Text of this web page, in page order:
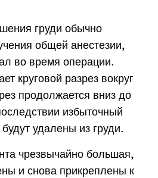
груди обычно
общей анестезии,
во время операции.
круговой разрез вокруг
продолжается вниз до
избыточный
удалены из груди.
чрезвычайно большая,
и снова прикреплены к